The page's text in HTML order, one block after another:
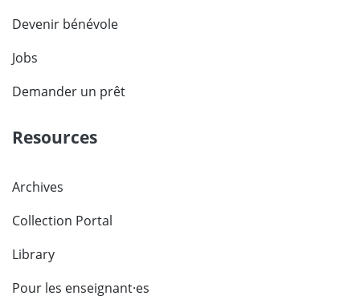
Devenir bénévole
Jobs
Demander un prêt
Resources
Archives
Collection Portal
Library
Pour les enseignant·es